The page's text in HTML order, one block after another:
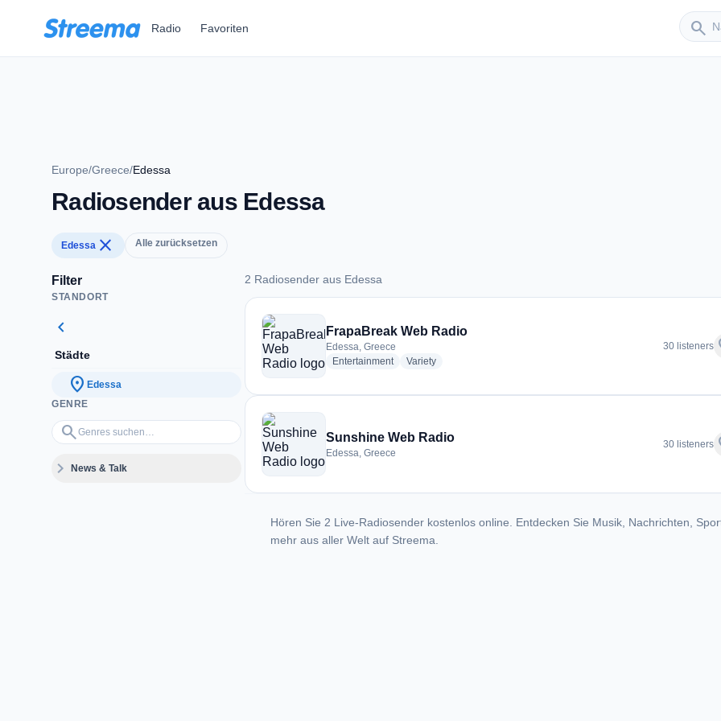
Radio Favoriten search
Sender
Europe/Greece/Edessa
Radiosender aus Edessa
Edessa close Alle zurücksetzen
Filter
STANDORT
chevron_left
Städte
location_on Edessa
GENRE
search
Genres suchen…
expand_moreNews & Talk
2 Radiosender aus Edessa
2 Radiosender aus Edessa
FrapaBreak Web Radio
Edessa, Greece
Entertainmentradio stations
Varietyradio stations
30 listeners
Sunshine Web Radio
Edessa, Greece
30 listeners
Hören Sie 2 Live-Radiosender kostenlos online. Entdecken Sie Musik, Nachrichten,
mehr aus aller Welt auf Streema.